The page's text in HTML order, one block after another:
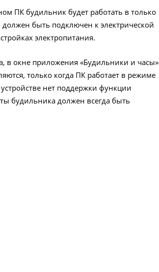
ПК будильник будет работать в только
быть подключен к электрической
электропитания.
в окне приложения «Будильники и часы»
только когда ПК работает в режиме
нет поддержки функции
будильника должен всегда быть